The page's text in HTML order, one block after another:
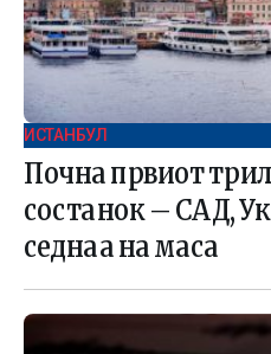
ИСТАНБУЛ
Почна првиот
состанок – САД,
седнаа на маса